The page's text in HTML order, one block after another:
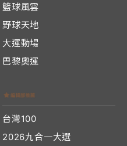
籃球風雲
野球天地
大運動場
巴黎奧運
台灣100
2026九合一大選